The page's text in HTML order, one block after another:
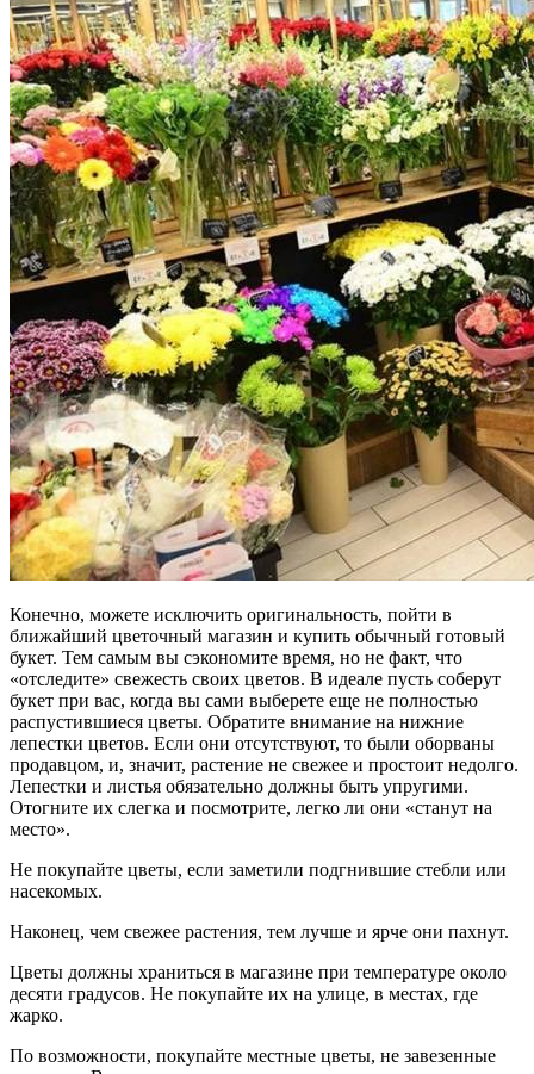
Конечно, можете исключить оригинальность, пойти в
ближайший цветочный магазин и купить обычный готовый
букет. Тем самым вы сэкономите время, но не факт, что
«отследите» свежесть своих цветов. В идеале пусть соберут
букет при вас, когда вы сами выберете еще не полностью
распустившиеся цветы. Обратите внимание на нижние
лепестки цветов. Если они отсутствуют, то были оборваны
продавцом, и, значит, растение не свежее и простоит недолго.
Лепестки и листья обязательно должны быть упругими.
Отогните их слегка и посмотрите, легко ли они «станут на
место».
Не покупайте цветы, если заметили подгнившие стебли или
насекомых.
Наконец, чем свежее растения, тем лучше и ярче они пахнут.
Цветы должны храниться в магазине при температуре около
десяти градусов. Не покупайте их на улице, в местах, где
жарко.
По возможности, покупайте местные цветы, не завезенные